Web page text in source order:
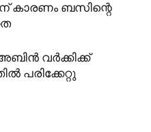
കാരണം ബസിന്റെ
വർക്കിക്ക്
പരിക്കേറ്റു